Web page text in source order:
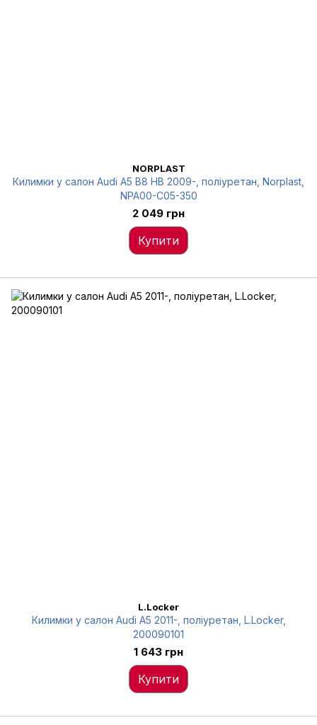
NORPLAST
Килимки у салон Audi A5 В8 HB 2009-, поліуретан, Norplast,
NPA00-C05-350
2 049 грн
Купити
L.Locker
Килимки у салон Audi A5 2011-, поліуретан, L.Locker,
200090101
1 643 грн
Купити